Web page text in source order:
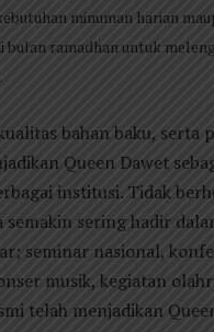
minuman harian
bulan ramadhan untuk
bahan baku, serta
Queen Dawet
institusi. Tidak
semakin sering hadir
seminar nasional,
musik, kegiatan
telah menjadikan